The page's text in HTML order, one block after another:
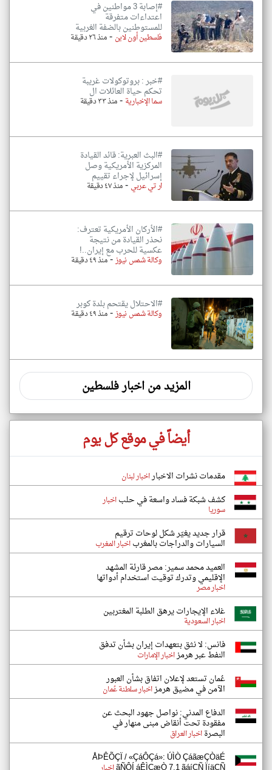
#إصابة 3 مواطنين في
اعتداءات متفرقة
للمستوطنين بالضفة الغربية
فلسطين أون لاين -منذ ٢٦ دقيقة
#خبر : بروتوكولات غريبة
تحكم حياة العائلات ال
سما الإخبارية -منذ ٣٣ دقيقة
#البث العبرية: قائد القيادة
المركزية الأمريكية وصل
إسرائيل لإجراء تقييم
ار تي عربي -منذ ٤٧ دقيقة
#الأركان الأمريكية تعترف:
نحذر القيادة من نتيجة
عكسية للحرب مع إيران..!
وكالة شمس نيوز-منذ ٤٩ دقيقة
#الاحتلال يقتحم بلدة كوبر
وكالة شمس نيوز-منذ ٤٩ دقيقة
المزيد من اخبار فلسطين
أيضاً في موقع كل يوم
مقدمات نشرات الاخباراخبار لبنان
كشف شبكة فساد واسعة في حلباخبار
سوريا
قرار جديد يغيّر شكل لوحات ترقيم
السيارات والدراجات بالمغرباخبار المغرب
العميد محمد سمير: مصر قارئة المشهد
الإقليمي وتدرك توقيت استخدام أدواتها
اخبار مصر
غلاء الإيجارات يرهق الطلبة المغتربين
اخبار السعودية
فانس: لا نثق بتعهدات إيران بشأن تدفق
النفط عبر هرمزاخبار الإمارات
عُمان تستعد لإعلان اتفاق بشأن العبور
الآمن في مضيق هرمزاخبار سلطنة عُمان
الدفاع المدني: نواصل جهود البحث عن
مفقودة تحت أنقاض مبنى منهار في
البصرةاخبار العراق
ÅÞÊÕÇÏ / «ÇáÔÇá»: ÚÌÒ ÇáãæÇÒäÉ